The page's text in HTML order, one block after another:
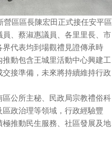
區區長陳宏田正式接任安平區
、蔡淑惠議員、各里里長、市
代表均到場觀禮見證傳承時
動包含王城里活動中心興建工
接準備，未來將持續維持行政
公所主秘、民政局宗教禮俗科
政治理等領域，行政經驗豐
推動民生服務、社區發展及地